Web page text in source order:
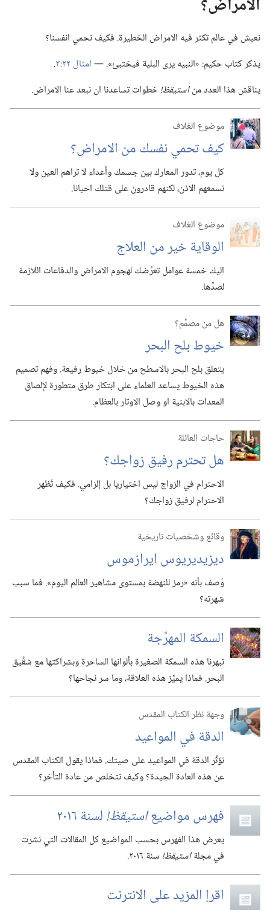
الامراض؟‏
نعيش في عالم تكثر فيه الامراض الخطيرة.‏ فكيف نحمي انفسنا؟‏
يذكر كتاب حكيم:‏ «النبيه يرى البلية فيختبئ».‏ —‏امثال ٢٢:‏٣
‏.‏
يناقش هذا العدد مناستيقظ!‏خطوات تساعدنا ان نبعد عنا الامراض.‏
موضوع الغلاف
كيف تحمي نفسك من الامراض؟‏
كل يوم،‏ تدور المعارك بين جسمك وأعداء لا تراهم العين ولا
تسمعهم الاذن،‏ لكنهم قادرون على قتلك احيانا.‏
موضوع الغلاف
الوقاية خير من العلاج
اليك خمسة عوامل تعرِّضك لهجوم الامراض والدفاعات اللازمة
لصدِّها.‏
هل من مصمِّم؟
خيوط بلح البحر
يتعلق بلح البحر بالاسطح من خلال خيوط رفيعة.‏ وفهم تصميم
هذه الخيوط يساعد العلماء على ابتكار طرق متطورة لإلصاق
المعدات بالابنية او وصل الاوتار بالعظام.‏
حاجات العائلة
هل تحترم رفيق زواجك؟‏
الاحترام في الزواج ليس اختياريا بل إلزامي.‏ فكيف تُظهر
الاحترام لرفيق زواجك؟‏
وقائع وشخصيات تاريخية
ديزيديريوس ايرازموس
وُصف بأنه «رمز للنهضة بمستوى مشاهير العالم اليوم».‏ فما سبب
شهرته؟‏
السمكة المهرِّجة
تبهرنا هذه السمكة الصغيرة بألوانها الساحرة وبشراكتها مع شقَّيق
البحر.‏ فماذا يميِّز هذه العلاقة،‏ وما سر نجاحها؟‏
وجهة نظر الكتاب المقدس
الدقة في المواعيد
تؤثِّر الدقة في المواعيد على صيتك.‏ فماذا يقول الكتاب المقدس
عن هذه العادة الجيدة؟‏ وكيف تتخلص من عادة التأخر؟‏
فهرس مواضيعاستيقظ!‏لسنة ٢٠١٦
يعرض هذا الفهرس بحسب المواضيع كل المقالات التي نشرت
في مجلةاستيقظ!‏ سنة ٢٠١٦.‏
اقرإ المزيد على الانترنت